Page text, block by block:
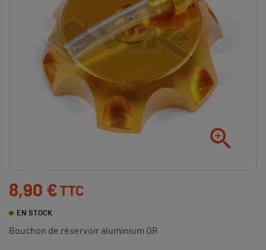

8,90 €TTC
EN STOCK
Bouchon de réservoir aluminium OR